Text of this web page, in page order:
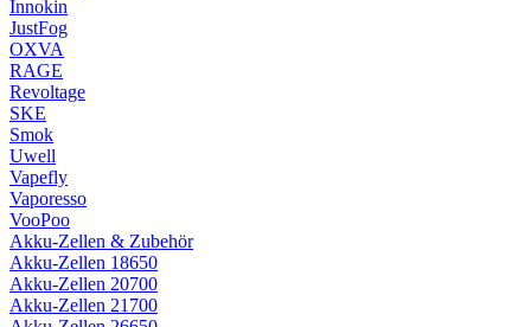
Innokin
JustFog
OXVA
RAGE
Revoltage
SKE
Smok
Uwell
Vapefly
Vaporesso
VooPoo
Akku-Zellen & Zubehör
Akku-Zellen 18650
Akku-Zellen 20700
Akku-Zellen 21700